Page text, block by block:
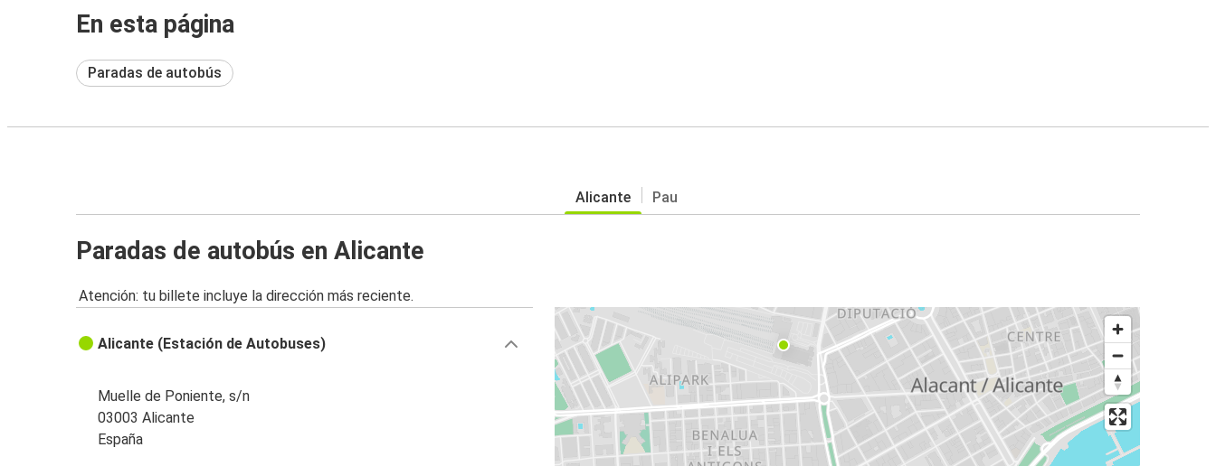
En esta página
Paradas de autobús
Alicante Pau
Paradas de autobús en Alicante
Atención: tu billete incluye la dirección más reciente.
Alicante (Estación de Autobuses)
Muelle de Poniente, s/n
03003 Alicante
España